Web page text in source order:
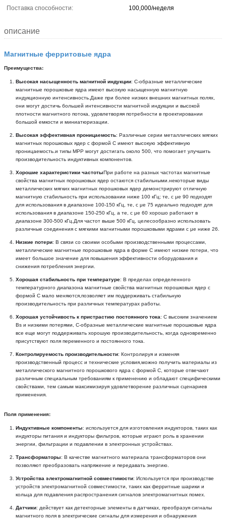
Поставка способности:
100,000/неделя
описание
Магнитные ферритовые ядра
Преимущества:
Высокая насыщенность магнитной индукции: С-образные металлические
магнитные порошковые ядра имеют высокую насыщенную магнитную
индукционную интенсивность.Даже при более низких внешних магнитных полях,
они могут достичь большей интенсивности магнитной индукции и высокой
плотности магнитного потока, удовлетворяя потребности в проектировании
большой емкости и миниатюризации.
Высокая эффективная проницаемость: Различные серии металлических мягких
магнитных порошковых ядер с формой C имеют высокую эффективную
проницаемость.и типы MPP могут достигать около 500, что помогает улучшить
производительность индуктивных компонентов.
Хорошие характеристики частотыПри работе на разных частотах магнитные
свойства магнитных порошковых ядер остаются стабильными.некоторые виды
металлических мягких магнитных порошковых ядер демонстрируют отличную
магнитную стабильность при использовании ниже 100 кГц; те, с μe 90 подходят
для использования в диапазоне 100-150 кГц, те, с μe 75 идеально подходят для
использования в диапазоне 150-250 кГц, а те, с μe 60 хорошо работают в
диапазоне 300-500 кГц.Для частот выше 500 кГц, целесообразно использовать
различные соединения с мягкими магнитными порошковыми ядрами с μe ниже 26.
Низкие потери: В связи со своими особыми производственными процессами,
металлические магнитные порошковые ядра в форме С имеют низкие потери, что
имеет большое значение для повышения эффективности оборудования и
снижения потребления энергии.
Хорошая стабильность при температуре: В пределах определенного
температурного диапазона магнитные свойства магнитных порошковых ядер с
формой C мало меняются,позволяет им поддерживать стабильную
производительность при различных температурах работы.
Хорошая устойчивость к пристрастию постоянного тока: С высоким значением
Bs и низкими потерями, C-образные металлические магнитные порошковые ядра
все еще могут поддерживать хорошую производительность, когда одновременно
присутствуют поля переменного и постоянного тока.
Контролируемость производительности: Контролируя и изменяя
производственный процесс и технические условия,можно получить материалы из
металлического магнитного порошкового ядра с формой С, которые отвечают
различным специальным требованиям к применению и обладают специфическими
свойствами, тем самым максимизируя удовлетворение различных сценариев
применения.
Поля применения:
Индуктивные компоненты: используется для изготовления индукторов, таких как
индукторы питания и индукторы фильтров, которые играют роль в хранении
энергии, фильтрации и подавлении в электронных устройствах.
Трансформаторы: В качестве магнитного материала трансформаторов они
позволяют преобразовать напряжение и передавать энергию.
Устройства электромагнитной совместимости: Используется при производстве
устройств электромагнитной совместимости, таких как ферритные шарики и
кольца для подавления распространения сигналов электромагнитных помех.
Датчики: действует как детекторные элементы в датчиках, преобразуя сигналы
магнитного поля в электрические сигналы для измерения и обнаружения